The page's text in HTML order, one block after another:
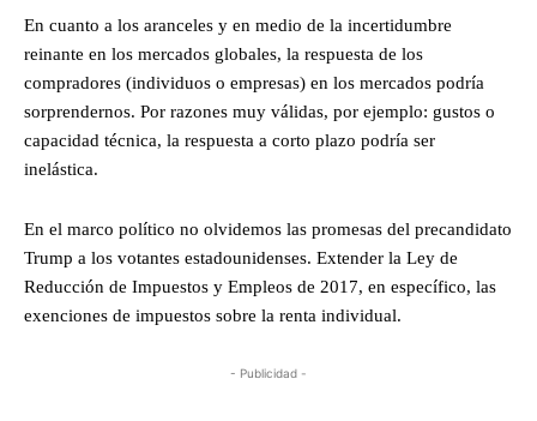
En cuanto a los aranceles y en medio de la incertidumbre
reinante en los mercados globales, la respuesta de los
compradores (individuos o empresas) en los mercados podría
sorprendernos. Por razones muy válidas, por ejemplo: gustos o
capacidad técnica, la respuesta a corto plazo podría ser
inelástica.
En el marco político no olvidemos las promesas del precandidato
Trump a los votantes estadounidenses. Extender la Ley de
Reducción de Impuestos y Empleos de 2017, en específico, las
exenciones de impuestos sobre la renta individual.
- Publicidad -